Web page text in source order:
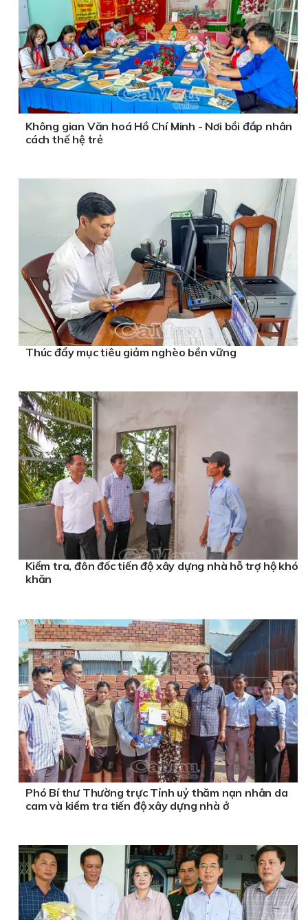
Không gian Văn hoá Hồ Chí Minh - Nơi bồi đắp nhân
cách thế hệ trẻ
Thúc đẩy mục tiêu giảm nghèo bền vững
Kiểm tra, đôn đốc tiến độ xây dựng nhà hỗ trợ hộ khó
khăn
Phó Bí thư Thường trực Tỉnh uỷ thăm nạn nhân da
cam và kiểm tra tiến độ xây dựng nhà ở